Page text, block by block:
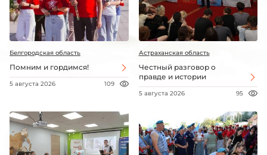
Белгородская область
Помним и гордимся!
5 августа 2026 109
Астраханская область
Честный разговор о
правде и истории
5 августа 2026 95